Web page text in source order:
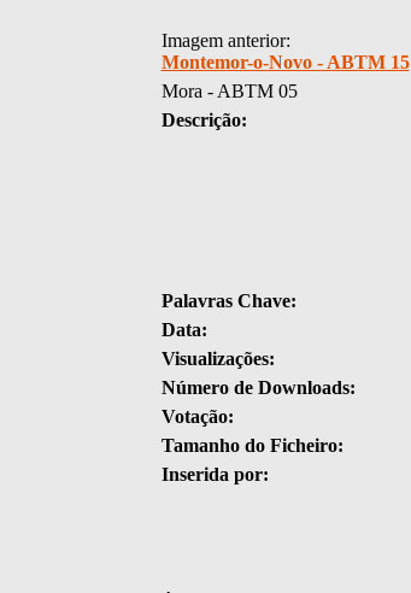
Imagem anterior:
Montemor-o-Novo - ABTM 15
Mora - ABTM 05
Descrição:
Palavras Chave:
Data:
Visualizações:
Número de Downloads:
Votação:
Tamanho do Ficheiro:
Inserida por: